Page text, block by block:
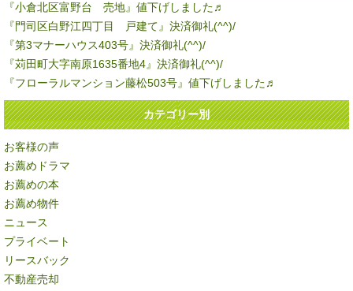
『小倉北区富野台 売地』値下げしました♬
『門司区白野江四丁目 戸建て』決済御礼(^^)/
『第3マナーハウス403号』決済御礼(^^)/
『苅田町大字南原1635番地4』決済御礼(^^)/
『フローラルマンション藤松503号』値下げしました♬
カテゴリー別
お客様の声
お薦めドラマ
お薦めの本
お薦め物件
ニュース
プライベート
リースバック
不動産売却